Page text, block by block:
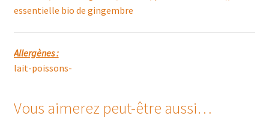
essentielle bio de gingembre
Allergènes :
lait-poissons-
Vous aimerez peut-être aussi…